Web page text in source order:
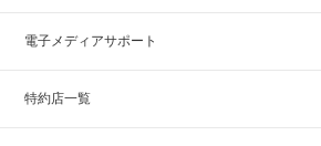
電子メディアサポート
特約店一覧